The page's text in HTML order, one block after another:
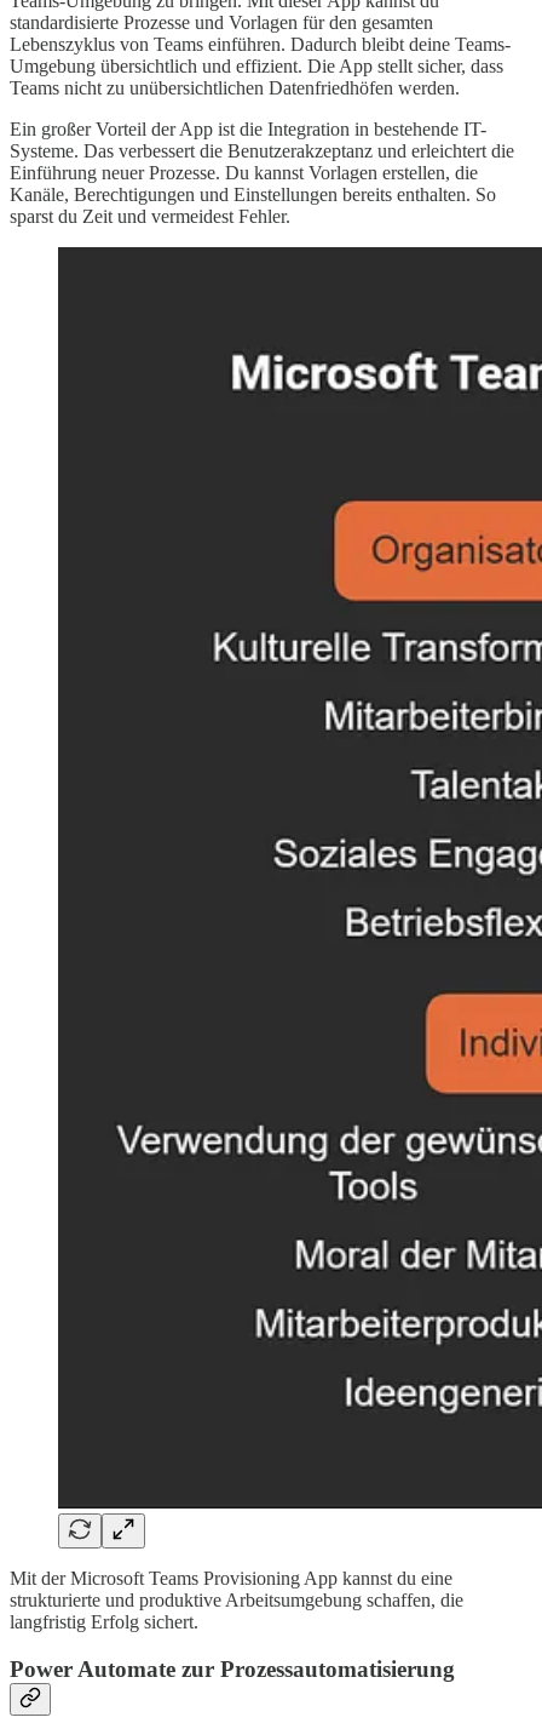
standardisierte Prozesse und Vorlagen für den gesamten
Lebenszyklus von Teams einführen. Dadurch bleibt deine Teams-
Umgebung übersichtlich und effizient. Die App stellt sicher, dass
Teams nicht zu unübersichtlichen Datenfriedhöfen werden.
Ein großer Vorteil der App ist die Integration in bestehende IT-
Systeme. Das verbessert die Benutzerakzeptanz und erleichtert die
Einführung neuer Prozesse. Du kannst Vorlagen erstellen, die
Kanäle, Berechtigungen und Einstellungen bereits enthalten. So
sparst du Zeit und vermeidest Fehler.
Mit der Microsoft Teams Provisioning App kannst du eine
strukturierte und produktive Arbeitsumgebung schaffen, die
langfristig Erfolg sichert.
Power Automate zur Prozessautomatisierung